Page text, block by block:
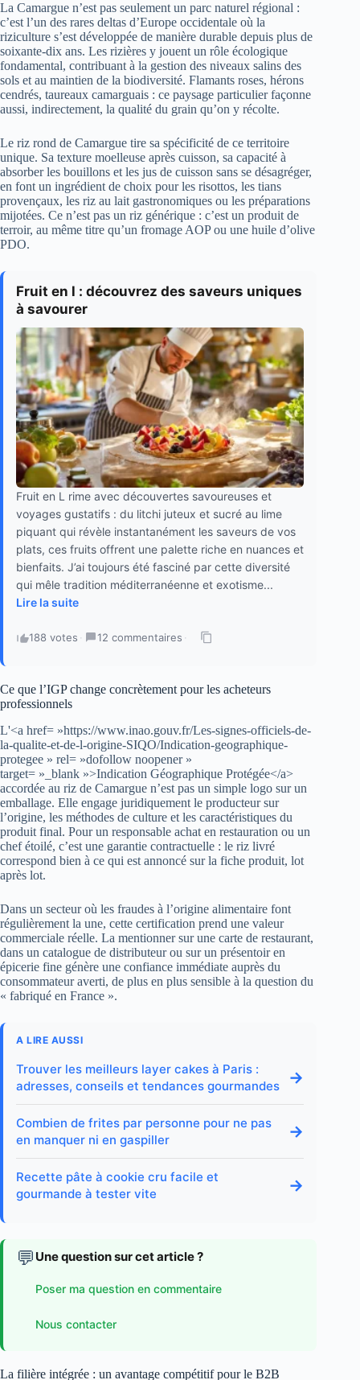
La Camargue n’est pas seulement un parc naturel régional :
c’est l’un des rares deltas d’Europe occidentale où la
riziculture s’est développée de manière durable depuis plus de
soixante-dix ans. Les rizières y jouent un rôle écologique
fondamental, contribuant à la gestion des niveaux salins des
sols et au maintien de la biodiversité. Flamants roses, hérons
cendrés, taureaux camarguais : ce paysage particulier façonne
aussi, indirectement, la qualité du grain qu’on y récolte.
Le riz rond de Camargue tire sa spécificité de ce territoire
unique. Sa texture moelleuse après cuisson, sa capacité à
absorber les bouillons et les jus de cuisson sans se désagréger,
en font un ingrédient de choix pour les risottos, les tians
provençaux, les riz au lait gastronomiques ou les préparations
mijotées. Ce n’est pas un riz générique : c’est un produit de
terroir, au même titre qu’un fromage AOP ou une huile d’olive
PDO.
Fruit en l : découvrez des saveurs uniques
à savourer
Fruit en L rime avec découvertes savoureuses et
voyages gustatifs : du litchi juteux et sucré au lime
piquant qui révèle instantanément les saveurs de vos
plats, ces fruits offrent une palette riche en nuances et
bienfaits. J’ai toujours été fasciné par cette diversité
qui mêle tradition méditerranéenne et exotisme...
Lire la suite
188 votes · 12 commentaires ·
Ce que l’IGP change concrètement pour les acheteurs
professionnels
L'<a href= »https://www.inao.gouv.fr/Les-signes-officiels-de-
la-qualite-et-de-l-origine-SIQO/Indication-geographique-
protegee » rel= »dofollow noopener »
target= »_blank »>Indication Géographique Protégée</a>
accordée au riz de Camargue n’est pas un simple logo sur un
emballage. Elle engage juridiquement le producteur sur
l’origine, les méthodes de culture et les caractéristiques du
produit final. Pour un responsable achat en restauration ou un
chef étoilé, c’est une garantie contractuelle : le riz livré
correspond bien à ce qui est annoncé sur la fiche produit, lot
après lot.
Dans un secteur où les fraudes à l’origine alimentaire font
régulièrement la une, cette certification prend une valeur
commerciale réelle. La mentionner sur une carte de restaurant,
dans un catalogue de distributeur ou sur un présentoir en
épicerie fine génère une confiance immédiate auprès du
consommateur averti, de plus en plus sensible à la question du
« fabriqué en France ».
A LIRE AUSSI
Trouver les meilleurs layer cakes à Paris :
adresses, conseils et tendances gourmandes
→
Combien de frites par personne pour ne pas
en manquer ni en gaspiller
→
Recette pâte à cookie cru facile et
gourmande à tester vite
→
💬 Une question sur cet article ?
Poser ma question en commentaire
Nous contacter
La filière intégrée : un avantage compétitif pour le B2B